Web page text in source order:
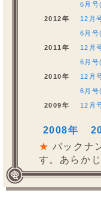
6月
2012年
12月
6月
2011年
12月
6月
2010年
12月
6月
2009年
12月
2008年
★ バックナ
す。あらか